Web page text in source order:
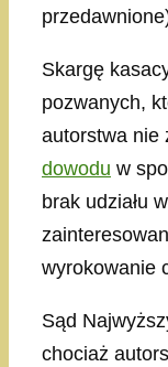
Skargę
pozwanych,
autorstwa nie
dowodu w
brak udziału
wyrokowanie
Sąd
chociaż